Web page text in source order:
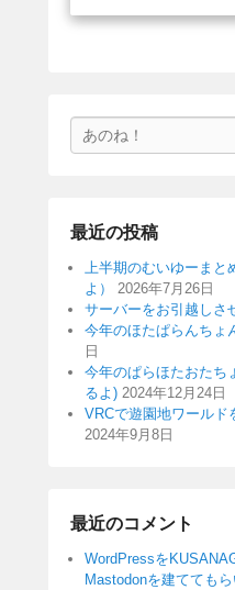
索
最近の投稿
上半期のむいゆーま
よ）
2026年7月26日
サーバーをお引越しさ
今年のほたぱらんちょ
日
今年のぱらほたおたち
るよ) 2024年12月24日
VRCで遊園地ワールド
2024年9月8日
最近のコメント
WordPressを
Mastodonを建てても